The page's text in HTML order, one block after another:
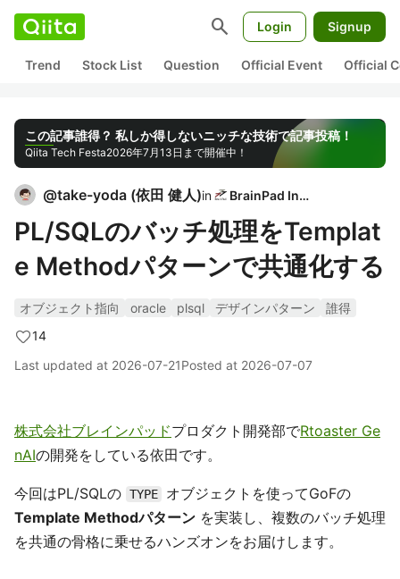
search Login Signup
Trend Stock List Question Official Event Official
この記事誰得？ 私しか得しないニッチな技術で記事投稿！
Qiita Tech Festa2026年7月13日まで開催中！
@take-yoda (依田 健人)in BrainPad Inc.
PL/SQLのバッチ処理をTemplat
e Methodパターンで共通化する
オブジェクト指向 oracle plsql デザインパターン
誰得
14
Last updated at 2026-07-21Posted at 2026-07-07
株式会社ブレインパッドプロダクト開発部でRtoaster Ge
nAIの開発をしている依田です。
今回はPL/SQLの TYPE
オブジェクトを使ってGoFの
Template Methodパターン を実装し、複数のバッチ処理
を共通の骨格に乗せるハンズオンをお届けします。